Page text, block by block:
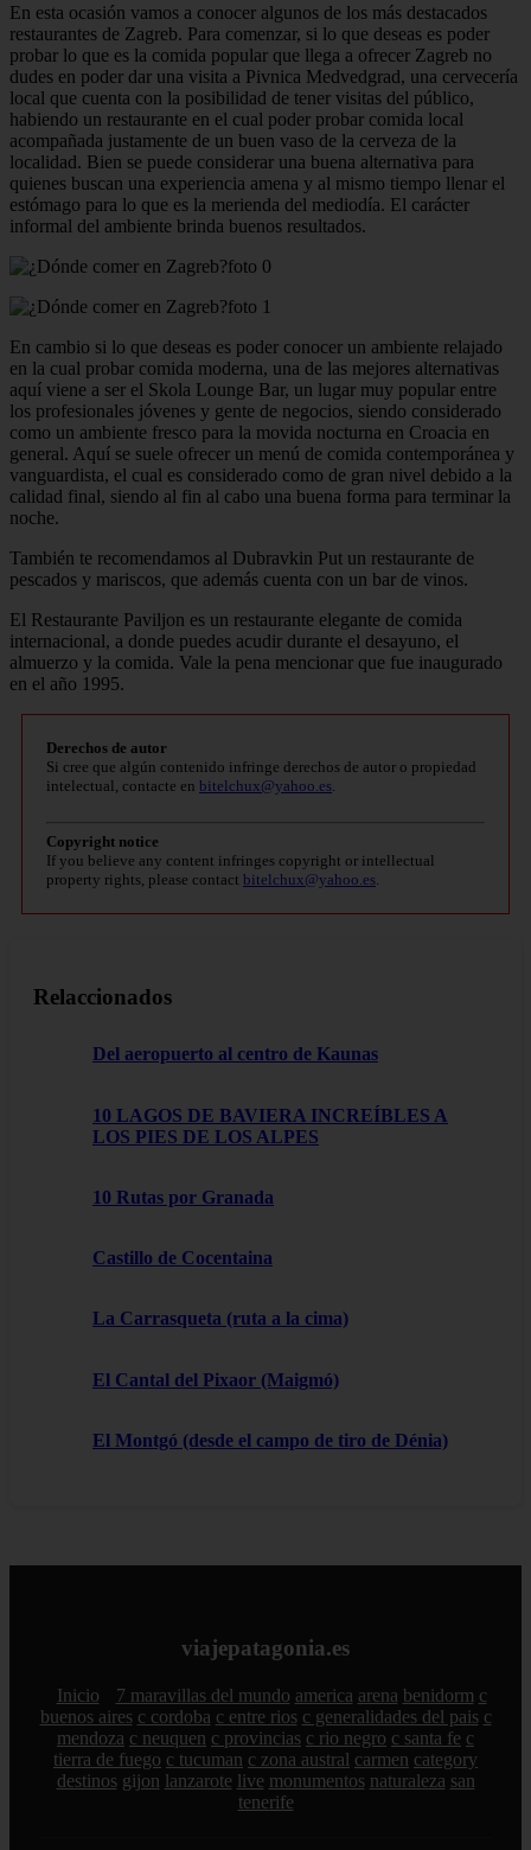
En esta ocasión vamos a conocer algunos de los más destacados
restaurantes de Zagreb. Para comenzar, si lo que deseas es poder
probar lo que es la comida popular que llega a ofrecer Zagreb no
dudes en poder dar una visita a Pivnica Medvedgrad, una cervecería
local que cuenta con la posibilidad de tener visitas del público,
habiendo un restaurante en el cual poder probar comida local
acompañada justamente de un buen vaso de la cerveza de la
localidad. Bien se puede considerar una buena alternativa para
quienes buscan una experiencia amena y al mismo tiempo llenar el
estómago para lo que es la merienda del mediodía. El carácter
informal del ambiente brinda buenos resultados.
En cambio si lo que deseas es poder conocer un ambiente relajado
en la cual probar comida moderna, una de las mejores alternativas
aquí viene a ser el Skola Lounge Bar, un lugar muy popular entre
los profesionales jóvenes y gente de negocios, siendo considerado
como un ambiente fresco para la movida nocturna en Croacia en
general. Aquí se suele ofrecer un menú de comida contemporánea y
vanguardista, el cual es considerado como de gran nivel debido a la
calidad final, siendo al fin al cabo una buena forma para terminar la
noche.
También te recomendamos al Dubravkin Put un restaurante de
pescados y mariscos, que además cuenta con un bar de vinos.
El Restaurante Paviljon es un restaurante elegante de comida
internacional, a donde puedes acudir durante el desayuno, el
almuerzo y la comida. Vale la pena mencionar que fue inaugurado
en el año 1995.
Derechos de autor
Si cree que algún contenido infringe derechos de autor o propiedad
intelectual, contacte en bitelchux@yahoo.es
Copyright notice
If you believe any content infringes copyright or intellectual
property rights, please contact bitelchux@yahoo.es
Relaccionados
Del aeropuerto al centro de Kaunas
10 LAGOS DE BAVIERA INCREÍBLES A
LOS PIES DE LOS ALPES
10 Rutas por Granada
Castillo de Cocentaina
La Carrasqueta (ruta a la cima)
El Cantal del Pixaor (Maigmó)
El Montgó (desde el campo de tiro de Dénia)
viajepatagonia.es
Inicio 7 maravillas del mundo america arena benidorm c
buenos aires c cordoba c entre rios c generalidades del pais c
mendoza c neuquen c provincias c rio negro c santa fe c
tierra de fuego c tucuman c zona austral carmen category
destinos gijon lanzarote live monumentos naturaleza san
tenerife